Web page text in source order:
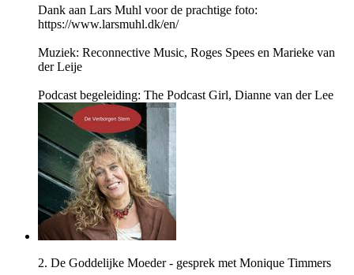
Dank aan Lars Muhl voor de prachtige foto:
https://www.larsmuhl.dk/en/
Muziek: Reconnective Music, Roges Spees en Marieke van
der Leije
Podcast begeleiding: The Podcast Girl, Dianne van der Lee
2. De Goddelijke Moeder - gesprek met Monique Timmers